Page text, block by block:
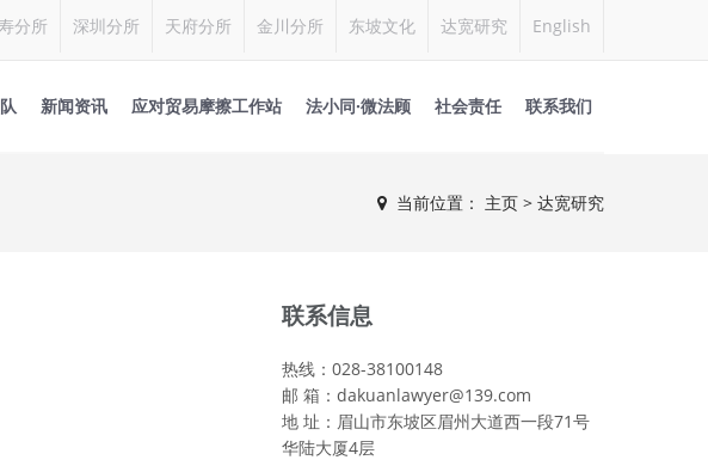
分所 深圳分所 天府分所 金川分所 东坡文化 达宽研究 English
新闻资讯 应对贸易摩擦工作站 法小同·微法顾 社会责任 联系我们
当前位置： 主页 > 达宽研究
联系信息
热线：028-38100148
邮 箱：dakuanlawyer@139.com
地 址：眉山市东坡区眉州大道西一段71号
华陆大厦4层